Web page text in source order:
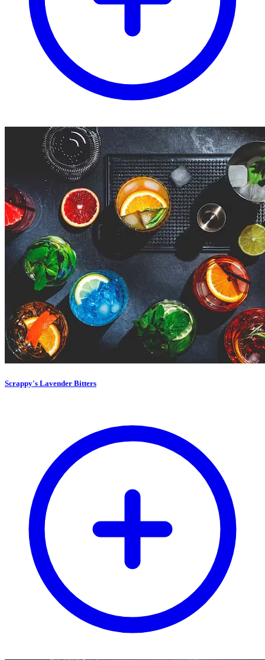
Scrappy's Lavender Bitters